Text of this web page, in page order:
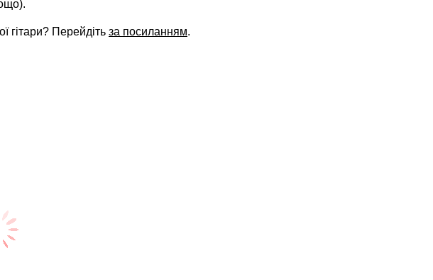
гітари? Перейдіть за посиланням.